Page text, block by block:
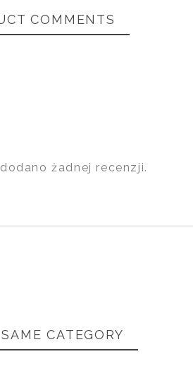
Nuova Era
COMMENTS
żadnej recenzji.
CATEGORY